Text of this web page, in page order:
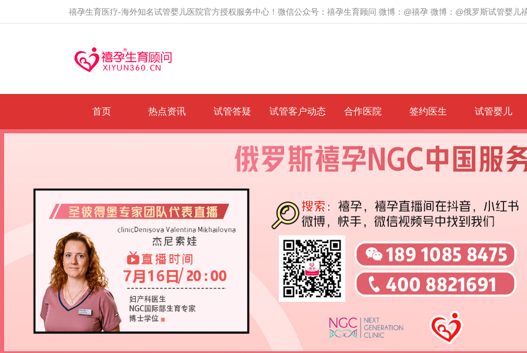
禧孕生育医疗-海外知名试管婴儿医院官方授权服务中心！微信公众号：禧孕生育顾问 微博：@禧孕 微博：@俄罗斯试管婴儿
首页 热点资讯 试管答疑 试管客户动态 合作医院 签约医生 试管婴儿